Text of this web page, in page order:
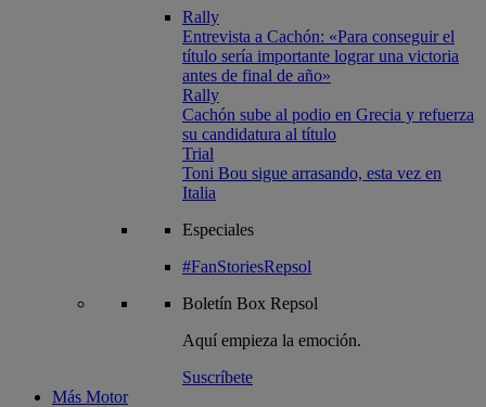
Rally
Entrevista a Cachón: «Para conseguir el
título sería importante lograr una victoria
antes de final de año»
Rally
Cachón sube al podio en Grecia y refuerza
su candidatura al título
Trial
Toni Bou sigue arrasando, esta vez en
Italia
Especiales
#FanStoriesRepsol
Boletín Box Repsol
Aquí empieza la emoción.
Suscríbete
Más Motor